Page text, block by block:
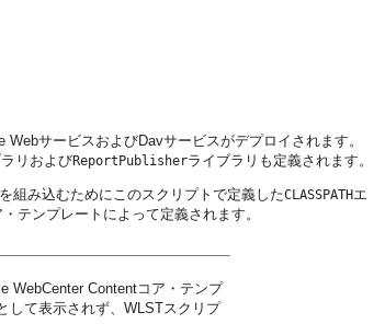
サービスおよびDavサービスがデプロイされます。
リおよびReportPublisherライブラリも定義されます。
を組み込むためにこのスクリプトで定義したCLASSPATHエ
テンプレートによって定義されます。
WebCenter Contentコア・テンプ
して表示されず、WLSTスクリプ